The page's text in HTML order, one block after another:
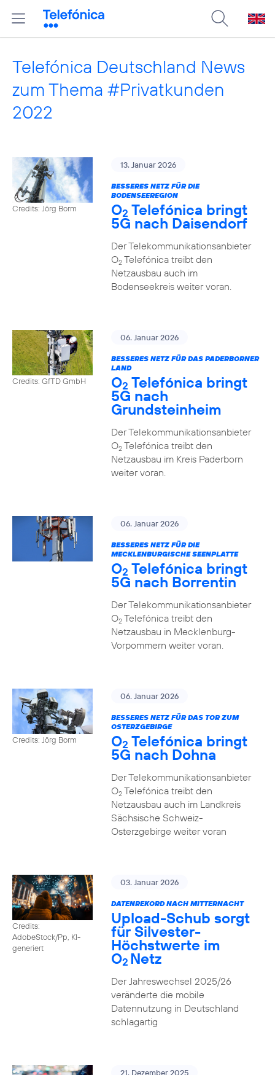
Telefónica Deutschland News
zum Thema #Privatkunden
2022
Credits: Jörg Borm
13. Januar 2026
BESSERES NETZ FÜR DIE
BODENSEEREGION
O2 Telefónica bringt
5G nach Daisendorf
Der Telekommunikationsanbieter
O2Telefónica treibt den
Netzausbau auch im
Bodenseekreis weiter voran.
Credits: GfTD GmbH
06. Januar 2026
BESSERES NETZ FÜR DAS PADERBORNER
LAND
O2 Telefónica bringt
5G nach
Grundsteinheim
Der Telekommunikationsanbieter
O2Telefónica treibt den
Netzausbau im Kreis Paderborn
weiter voran.
06. Januar 2026
BESSERES NETZ FÜR DIE
MECKLENBURGISCHE SEENPLATTE
O2 Telefónica bringt
5G nach Borrentin
Der Telekommunikationsanbieter
O2Telefónica treibt den
Netzausbau in Mecklenburg-
Vorpommern weiter voran.
Credits: Jörg Borm
06. Januar 2026
BESSERES NETZ FÜR DAS TOR ZUM
OSTERZGEBIRGE
O2 Telefónica bringt
5G nach Dohna
Der Telekommunikationsanbieter
O2Telefónica treibt den
Netzausbau auch im Landkreis
Sächsische Schweiz-
Osterzgebirge weiter voran
Credits:
AdobeStock/Pp, KI-
generiert
03. Januar 2026
DATENREKORD NACH MITTERNACHT
Upload-Schub sorgt
für Silvester-
Höchstwerte im
O2 Netz
Der Jahreswechsel 2025/26
veränderte die mobile
Datennutzung in Deutschland
schlagartig
21. Dezember 2025